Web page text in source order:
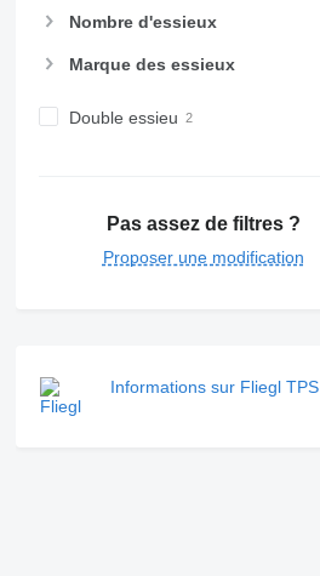
Nombre d'essieux
Marque des essieux
Double essieu
Pas assez de filtres ?
Proposer une modification
Informations sur Fliegl TPS